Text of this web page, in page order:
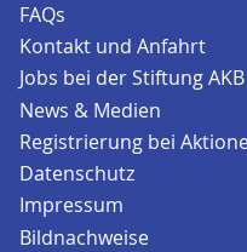
FAQs
Kontakt und Anfahrt
Jobs bei der Stiftung AKB
News & Medien
Registrierung bei
Datenschutz
Impressum
Bildnachweise